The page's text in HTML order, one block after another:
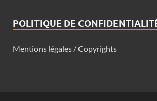
POLITIQUE DE
Mentions légales / Copyrights